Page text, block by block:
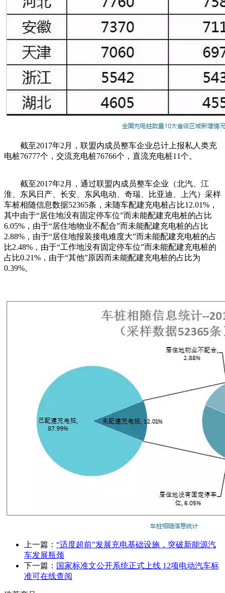
截至2017年2月，联盟内成员整车企业总计上报私人类充
电桩76777个，交流充电桩76766个，直流充电桩11个。
截至2017年2月，通过联盟内成员整车企业（北汽、江
淮、东风日产、长安、东风电动、奇瑞、比亚迪、上汽）采样
车桩相随信息数据52365条，未随车配建充电桩占比12.01%，
其中由于“居住地没有固定停车位”而未能配建充电桩的占比
6.05%，由于“居住地物业不配合”而未能配建充电桩的占比
2.88%，由于“居住地报装接电难度大”而未能配建充电桩的占
比2.48%，由于“工作地没有固定停车位”而未能配建充电桩的
占比0.21%，由于“其他”原因而未能配建充电桩的占比为
0.39%。
上一篇： “适度超前”发展充电基础设施，突破新能源汽
车发展瓶颈
下一篇： 国家标准文公开系统正式上线 12项电动汽车标
准可在线查阅